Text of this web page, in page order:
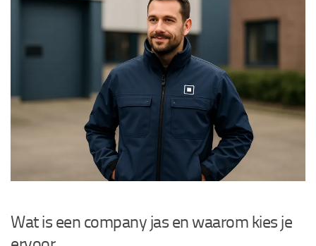
Wat is een company jas en waarom kies je